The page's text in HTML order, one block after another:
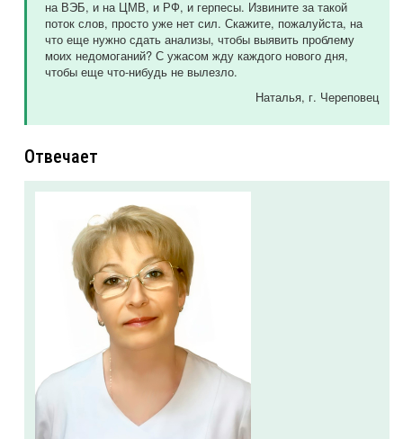
на ВЭБ, и на ЦМВ, и РФ, и герпесы. Извините за такой
поток слов, просто уже нет сил. Скажите, пожалуйста, на
что еще нужно сдать анализы, чтобы выявить проблему
моих недомоганий? С ужасом жду каждого нового дня,
чтобы еще что-нибудь не вылезло.
Наталья, г. Череповец
Отвечает